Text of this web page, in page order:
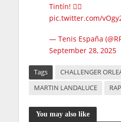
Tintín! ❤️‍🔥
pic.twitter.com/
— Tenis España
September 28, 2025
Tags
CHALLENGER
MARTIN LANDALUCE
You may also like